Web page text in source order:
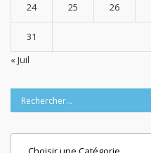
24 25 26
31
« Juil